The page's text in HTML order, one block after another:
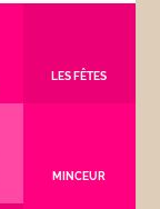
LES FÊTES
MINCEUR